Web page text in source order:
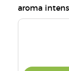
aroma